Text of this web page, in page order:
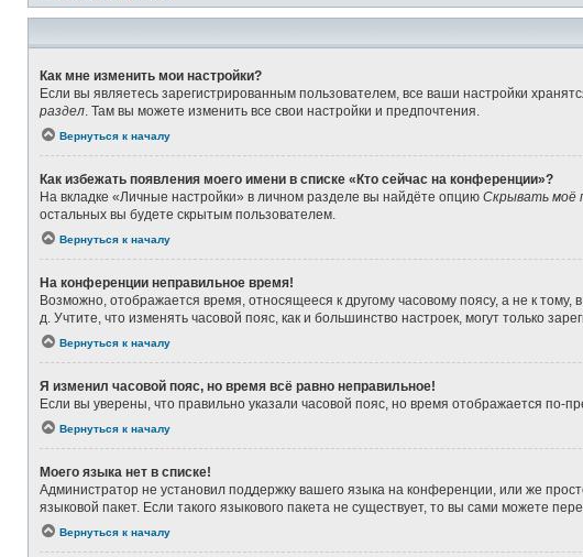
Как мне изменить мои настройки?
Если вы являетесь зарегистрированным пользователем, все ваши настройки
раздел . Там вы можете изменить все свои настройки и предпочтения.
Вернуться к началу
Как избежать появления моего имени в списке «Кто сейчас на конференции»?
На вкладке «Личные настройки» в личном разделе вы найдёте опцию Скрывать моё
остальных вы будете скрытым пользователем.
Вернуться к началу
На конференции неправильное время!
Возможно, отображается время, относящееся к другому часовому поясу, а не к
д. Учтите, что изменять часовой пояс, как и большинство настроек, могут только
Вернуться к началу
Я изменил часовой пояс, но время всё равно неправильное!
Если вы уверены, что правильно указали часовой пояс, но время отображается по-
Вернуться к началу
Моего языка нет в списке!
Администратор не установил поддержку вашего языка на конференции, или же
языковой пакет. Если такого языкового пакета не существует, то вы сами можете
Вернуться к началу